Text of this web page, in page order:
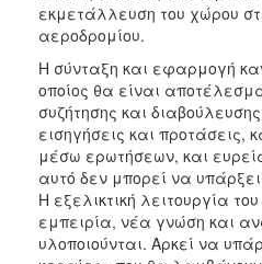
εκμετάλλευση του χώρου
αεροδρομίου.
Η σύνταξη και εφαρμογή
οποίος θα είναι
συζήτησης και
εισηγήσεις και προτάσεις,
μέσω ερωτήσεων, και
αυτό δεν μπορεί να
Η εξελικτική λειτουργία
εμπειρία, νέα γνώση και
υλοποιούνται. Αρκεί να